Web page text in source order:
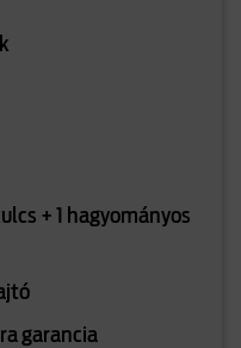
+ 1 hagyományos
garancia